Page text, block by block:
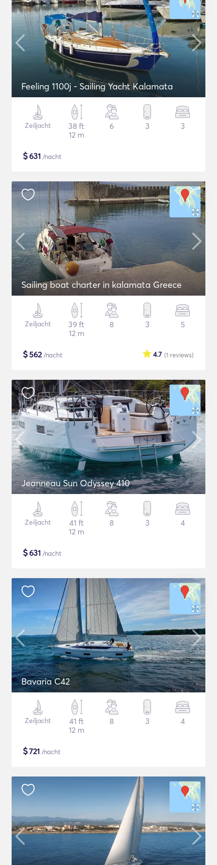
Feeling 1100j - Sailing Yacht Kalamata
Zeiljacht
38 ft
12 m
6 3 3
$631 /nacht
Sailing boat charter in kalamata Greece
Zeiljacht
39 ft
12 m
8 3 5
$562/nacht (1 reviews)
4.7
Jeanneau Sun Odyssey 410
Zeiljacht
41 ft
12 m
8 3 4
$631 /nacht
Bavaria C42
Zeiljacht
41 ft
12 m
8 3 4
$721 /nacht